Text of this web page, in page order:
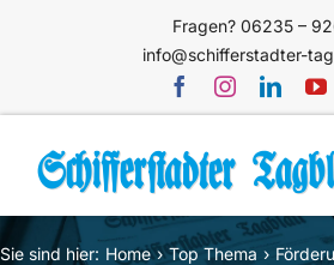
Fragen? 06235 –
info@schifferstadter-
Home
Sie sind hier: Home Top Thema